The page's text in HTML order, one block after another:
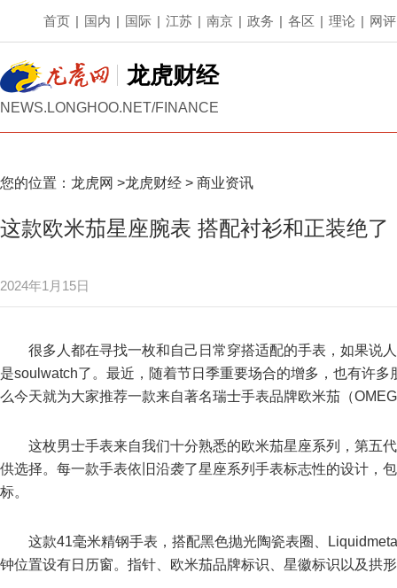
首页 | 国内 | 国际 | 江苏 | 南京 | 政务 | 各区 | 理论 | 网评
龙虎财经
NEWS.LONGHOO.NET/FINANCE
您的位置： 龙虎网 >龙虎财经 > 商业资讯
这款欧米茄星座腕表 搭配衬衫和正装绝了
2024年1月15日
很多人都在寻找一枚和自己日常穿搭适配的手表，如果说
是soulwatch了。最近，随着节日季重要场合的增多，也有许
么今天就为大家推荐一款来自著名瑞士手表品牌欧米茄（
这枚男士手表来自我们十分熟悉的欧米茄星座系列，第五
供选择。每一款手表依旧沿袭了星座系列手表标志性的设计，
标。
这款41毫米精钢手表，搭配黑色抛光陶瓷表圈、
钟位置设有日历窗。指针、欧米茄品牌标识、星徽标识以及拱